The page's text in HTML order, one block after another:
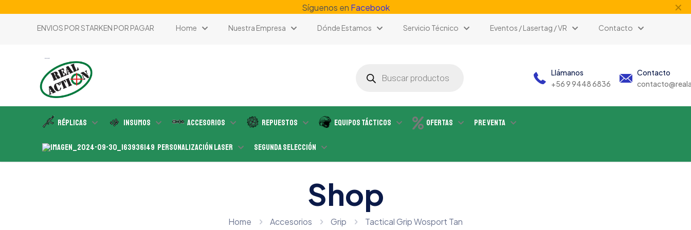
Síguenos en Facebook ✕
ENVIOS POR STARKEN POR PAGAR Home Nuestra Empresa Dónde Estamos Servicio Técnico Eventos / Lasertag / VR Contacto
productos
Llámanos
+56 9 9448 6836
Contacto
Réplicas Insumos Accesorios Repuestos Equipos Tácticos Ofertas Pre Venta
Personalización Laser Segunda Selección
Shop
Home Accesorios Grip Tactical Grip Wosport Tan